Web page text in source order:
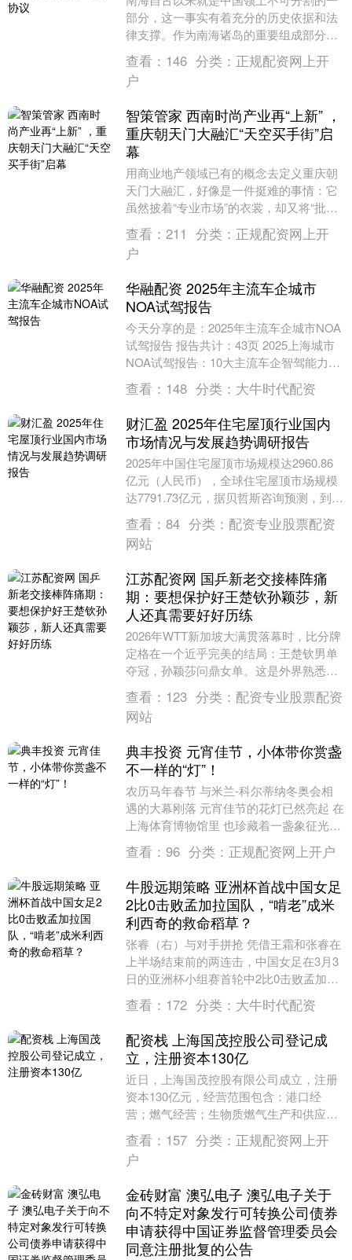
部分，这一事实有着充分的历史依据和法
律支撑。作为南海诸岛的重要组成部分，
南沙群岛及其附属岛礁，包括仁爱礁在
内，自古以来就在中....
查看： 146 分类： 正规配资网上开
户
智策管家 西南时尚产业再“上新” ，
重庆朝天门大融汇“天空买手街”启
幕
用商业地产领域已有的概念去定义重庆朝
天门大融汇，好像是一件挺难的事情：它
虽然披着“专业市场”的衣裳，却又将“批发
与零售”“商业与文旅”“空间和多元”融汇得
如此相....
查看： 211 分类： 正规配资网上开
户
华融配资 2025年主流车企城市
NOA试驾报告
今天分享的是：2025年主流车企城市NOA
试驾报告 报告共计：43页 2025上海城市
NOA试驾报告：10大主流车企智驾能力全
面升级，差距持续缩小 2025年被....
查看： 148 分类： 大牛时代配资
财汇盈 2025年住宅屋顶行业国内
市场情况与发展趋势调研报告
2025年中国住宅屋顶市场规模达2960.86
亿元（人民币），全球住宅屋顶市场规模
达7791.73亿元，据贝哲斯咨询预测，到
2032年全球住宅屋顶市场规模预计达....
查看： 84 分类： 配资专业股票配资
网站
江苏配资网 国乒新老交接棒阵痛
期：要想保护好王楚钦孙颖莎，新
人还真需要好好历练
2026年WTT新加坡大满贯落幕时，比分牌
定格在一个近乎完美的结局：王楚钦男单
夺冠，孙颖莎问鼎女单。这是外界熟悉、
也乐于接受的画面——国乒的两位核心，
再次站在世....
查看： 123 分类： 配资专业股票配资
网站
典丰投资 元宵佳节，小体带你赏盏
不一样的“灯”！
农历马年春节 与米兰-科尔蒂纳冬奥会相
遇的大幕刚落 元宵佳节的花灯已然亮起 在
上海体育博物馆里 也珍藏着一盏象征光明
美好的闪亮“明灯” 快跟着小体一起去看看
吧！....
查看： 96 分类： 正规配资网上开户
牛股远期策略 亚洲杯首战中国女足
2比0击败孟加拉国队，“啃老”成米
利西奇的救命稻草？
张睿（右）与对手拼抢 凭借王霜和张睿在
上半场结束前的两连击，中国女足在3月3
日的亚洲杯小组赛首轮中2比0击败孟加拉
国队，拿到赛事开门红。面对陌生的对
手，铿锵玫瑰....
查看： 172 分类： 大牛时代配资
配资栈 上海国茂控股公司登记成
立，注册资本130亿
近日，上海国茂控股有限公司成立，注册
资本130亿元，经营范围包含：港口经
营；燃气经营；生物质燃气生产和供应；
互联网信息服务等。企查查股权穿透显
示，该公司由光明食....
查看： 157 分类： 正规配资网上开
户
金砖财富 澳弘电子 澳弘电子关于
向不特定对象发行可转换公司债券
申请获得中国证券监督管理委员会
同意注册批复的公告